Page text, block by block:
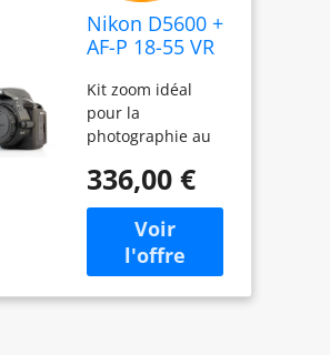
Nikon D5600 +
AF-P 18-55 VR
numérique
24,2 Mpix Noir
Kit zoom idéal
pour la
photographie au
intègre le moteur
pas à pas de
Nikon, qui accélère
la mise au point et
facilite la
réalisation de
336,00 €